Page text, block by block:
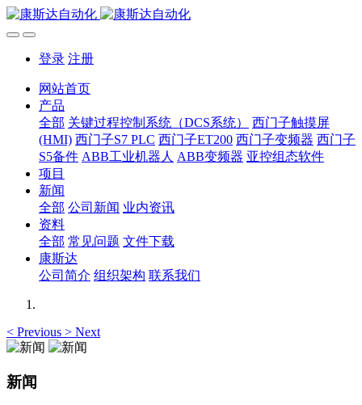
登录 注册
网站首页
产品
全部 关键过程控制系统（DCS系统）
西门子触摸屏
(HMI) 西门子S7 PLC 西门子ET200 西门子变频器 西门子
S5备件 ABB工业机器人 ABB变频器 亚控组态软件
项目
新闻
全部 公司新闻 业内资讯
资料
全部 常见问题 文件下载
康斯达
公司简介 组织架构 联系我们
< Previous > Next
新闻